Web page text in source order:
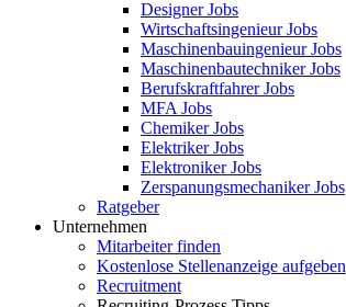
Designer Jobs
Wirtschaftsingenieur Jobs
Maschinenbauingenieur Jobs
Maschinenbautechniker Jobs
Berufskraftfahrer Jobs
MFA Jobs
Chemiker Jobs
Elektriker Jobs
Elektroniker Jobs
Zerspanungsmechaniker Jobs
Ratgeber
Unternehmen
Mitarbeiter finden
Kostenlose Stellenanzeige aufgeben
Recruitment